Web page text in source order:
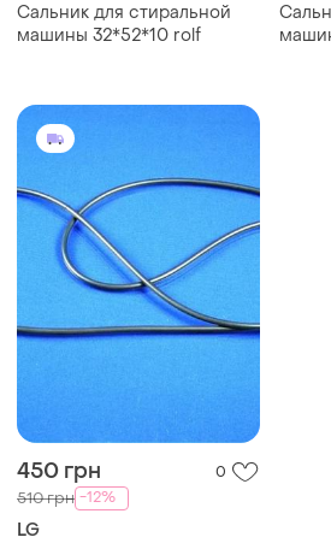
Сальник для стиральной
машины 32*52*10 rolf
450 грн 0
510 грн -12%
LG